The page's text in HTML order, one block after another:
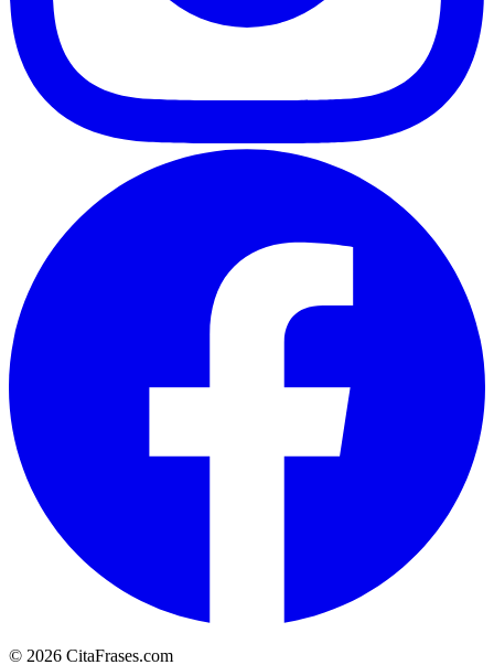
© 2026 CitaFrases.com